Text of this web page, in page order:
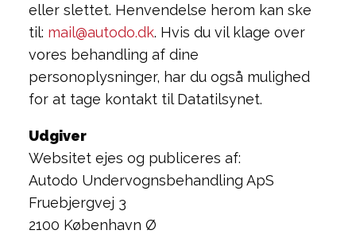
eller slettet. Henvendelse herom kan ske
til: mail@autodo.dk. Hvis du vil klage over
vores behandling af dine
personoplysninger, har du også mulighed
for at tage kontakt til Datatilsynet.
Udgiver
Websitet ejes og publiceres af:
Autodo Undervognsbehandling ApS
Fruebjergvej 3
2100 København Ø